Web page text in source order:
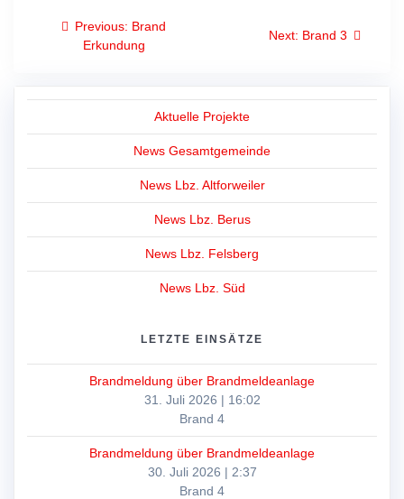
Beitragsnavigation
Previous: Previous
post:
Brand
Erkundung
Next: Next
Brand 3
Aktuelle Projekte
News Gesamtgemeinde
News Lbz. Altforweiler
News Lbz. Berus
News Lbz. Felsberg
News Lbz. Süd
LETZTE EINSÄTZE
Brandmeldung über Brandmeldeanlage
31. Juli 2026 | 16:02
Brand 4
Brandmeldung über Brandmeldeanlage
30. Juli 2026 | 2:37
Brand 4